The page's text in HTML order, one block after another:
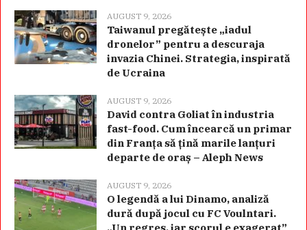
AUGUST 9, 2026
Taiwanul pregătește „iadul
dronelor” pentru a descuraja
invazia Chinei. Strategia, inspirată
de Ucraina
AUGUST 9, 2026
David contra Goliat în industria
fast-food. Cum încearcă un primar
din Franța să țină marile lanțuri
departe de oraș – Aleph News
AUGUST 9, 2026
O legendă a lui Dinamo, analiză
dură după jocul cu FC Voulntari.